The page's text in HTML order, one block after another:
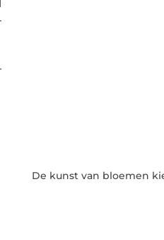
De kunst van bloemen